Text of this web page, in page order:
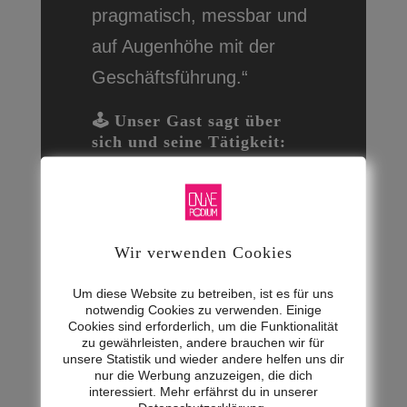
pragmatisch, messbar und
auf Augenhöhe mit der
Geschäftsführung.“
🕹 Unser Gast sagt über
sich und seine Tätigkeit:
und ihre Entscheider dabei,
vom Konzept zum echten
Wettbewerbsvorteil zu
machen – als strategischer
Sparringspartner und
Wir verwenden Cookies
Um diese Website zu betreiben, ist es für uns
notwendig Cookies zu verwenden. Einige
Cookies sind erforderlich, um die Funktionalität
zu gewährleisten, andere brauchen wir für
unsere Statistik und wieder andere helfen uns dir
nur die Werbung anzuzeigen, die dich
interessiert. Mehr erfährst du in unserer